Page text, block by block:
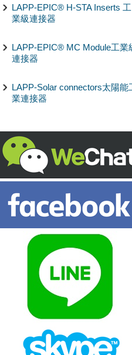
LAPP-EPIC® H-STA Inserts 工
業級連接器
LAPP-EPIC® MC Module工業
連接器
LAPP-Solar connectors太陽能
業連接器